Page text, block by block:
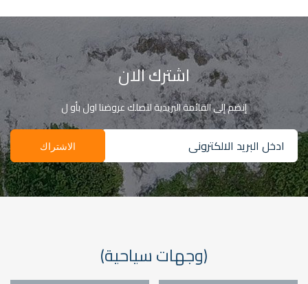
اشترك الان
إنضم إلى القائمة البريدية لتصلك عروضنا اول بأو ل
ادخل البريد الالكترونى الاشتراك
(وجهات سياحية)